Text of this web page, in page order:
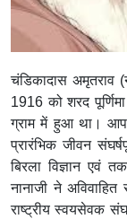
चंडिकादास अमृतराव
1916 को शरद
ग्राम में हुआ था।
प्रारंभिक जीवन
बिरला विज्ञान एवं
नानाजी ने
राष्ट्रीय स्वयसेवक